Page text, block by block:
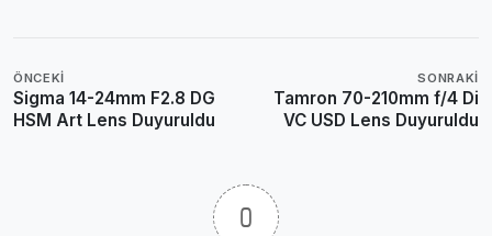
ÖNCEKI
Sigma 14-24mm F2.8 DG
HSM Art Lens Duyuruldu
SONRAKI
Tamron 70-210mm f/4 Di
VC USD Lens Duyuruldu
0